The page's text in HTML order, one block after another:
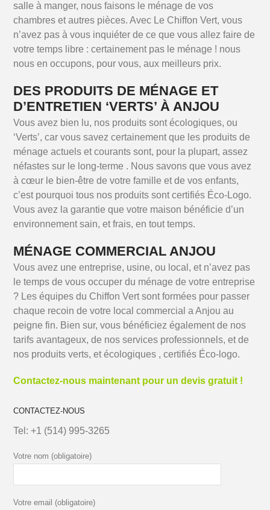
salle à manger, nous faisons le ménage de vos
chambres et autres pièces. Avec Le Chiffon Vert, vous
n’avez pas à vous inquiéter de ce que vous allez faire de
votre temps libre : certainement pas le ménage ! nous
nous en occupons, pour vous, aux meilleurs prix.
DES PRODUITS DE MÉNAGE ET
D’ENTRETIEN ‘VERTS’ À ANJOU
Vous avez bien lu, nos produits sont écologiques, ou
‘Verts’, car vous savez certainement que les produits de
ménage actuels et courants sont, pour la plupart, assez
néfastes sur le long-terme . Nous savons que vous avez
à cœur le bien-être de votre famille et de vos enfants,
c’est pourquoi tous nos produits sont certifiés Éco-Logo.
Vous avez la garantie que votre maison bénéficie d’un
environnement sain, et frais, en tout temps.
MÉNAGE COMMERCIAL ANJOU
Vous avez une entreprise, usine, ou local, et n’avez pas
le temps de vous occuper du ménage de votre entreprise
? Les équipes du Chiffon Vert sont formées pour passer
chaque recoin de votre local commercial a Anjou au
peigne fin. Bien sur, vous bénéficiez également de nos
tarifs avantageux, de nos services professionnels, et de
nos produits verts, et écologiques , certifiés Éco-logo.
Contactez-nous maintenant pour un devis gratuit !
CONTACTEZ-NOUS
Tel:+1 (514) 995-3265
Votre nom (obligatoire)
Votre email (obligatoire)